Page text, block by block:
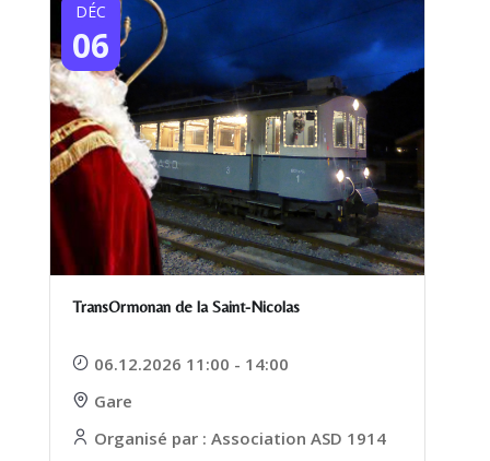
DÉC
06
TransOrmonan de la Saint-Nicolas
06.12.2026 11:00 - 14:00
Gare
Organisé par : Association ASD 1914